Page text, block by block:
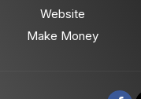
Website
Make Money